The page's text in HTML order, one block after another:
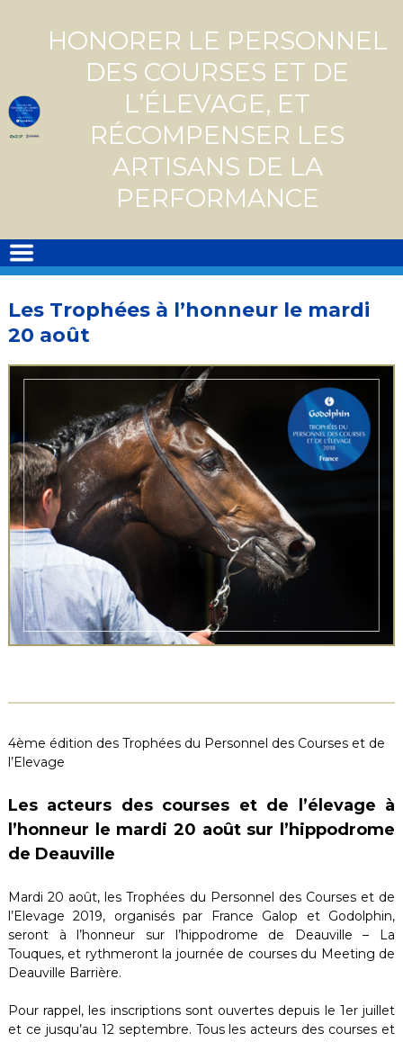
HONORER LE PERSONNEL
DES COURSES ET DE
L’ÉLEVAGE, ET
RÉCOMPENSER LES
ARTISANS DE LA
PERFORMANCE
Les Trophées à l’honneur le mardi
20 août
4ème édition des Trophées du Personnel des Courses et de
l’Elevage
Les acteurs des courses et de l’élevage à
l’honneur le mardi 20 août sur l’hippodrome
de Deauville
Mardi 20 août, les Trophées du Personnel des Courses et de
l’Elevage 2019, organisés par France Galop et Godolphin,
seront à l’honneur sur l’hippodrome de Deauville – La
Touques, et rythmeront la journée de courses du Meeting de
Deauville Barrière.
Pour rappel, les inscriptions sont ouvertes depuis le 1er juillet
et ce jusqu’au 12 septembre. Tous les acteurs des courses et